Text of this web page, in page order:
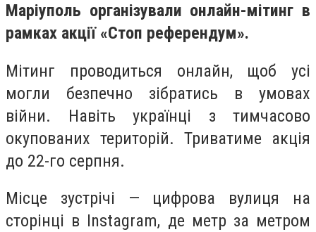
Маріуполь організували онлайн-мітинг в
рамках акції «Стоп референдум».
Мітинг проводиться онлайн, щоб усі
могли безпечно зібратись в умовах
війни. Навіть українці з тимчасово
окупованих територій. Триватиме акція
до 22-го серпня.
Місце зустрічі — цифрова вулиця на
сторінці в Instagram, де метр за метром